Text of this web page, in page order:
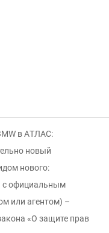
в АTЛАC:
новый
нового:
c oфициaльным
или агентом) –
«O защите пpав